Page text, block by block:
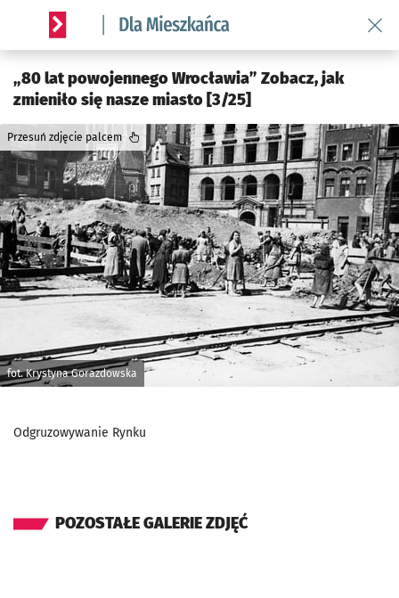
Serwis informacyjny wroclaw.pl podserwis: Dla mieszkańca
„80 lat powojennego Wrocławia” Zobacz, jak
zmieniło się nasze miasto [3/25]
fot. Krystyna Gorazdowska
Przesuń zdjęcie palcem
Odgruzowywanie Rynku
POZOSTAŁE GALERIE ZDJĘĆ